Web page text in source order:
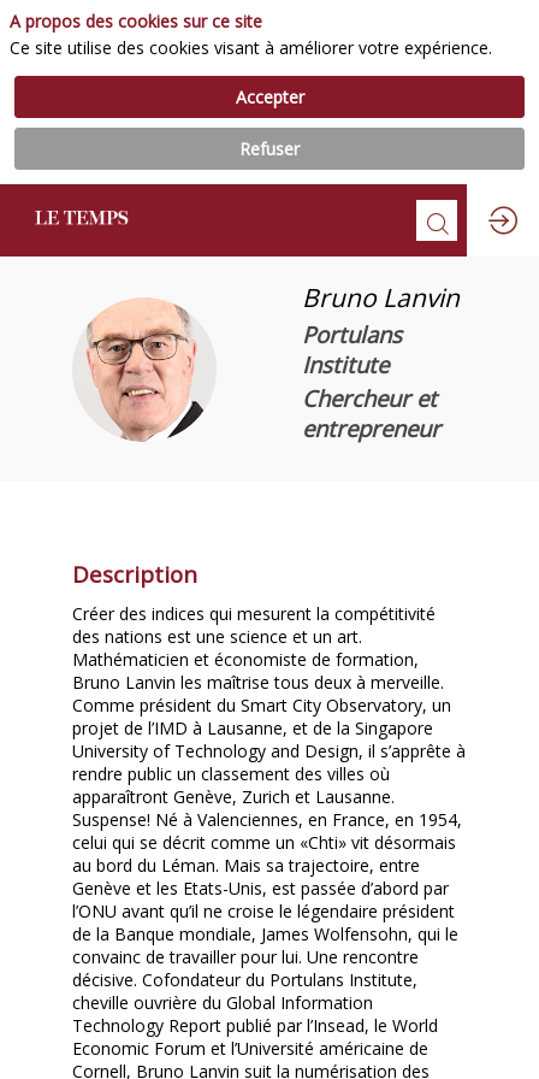
BL
Bruno Lanvin
Portulans
Institute
Chercheur et
entrepreneur
Description
Créer des indices qui mesurent la compétitivité
des nations est une science et un art.
Mathématicien et économiste de formation,
Bruno Lanvin les maîtrise tous deux à merveille.
Comme président du Smart City Observatory, un
projet de l’IMD à Lausanne, et de la Singapore
University of Technology and Design, il s’apprête à
rendre public un classement des villes où
apparaîtront Genève, Zurich et Lausanne.
Suspense! Né à Valenciennes, en France, en 1954,
celui qui se décrit comme un «Chti» vit désormais
au bord du Léman. Mais sa trajectoire, entre
Genève et les Etats-Unis, est passée d’abord par
l’ONU avant qu’il ne croise le légendaire président
de la Banque mondiale, James Wolfensohn, qui le
convainc de travailler pour lui. Une rencontre
décisive. Cofondateur du Portulans Institute,
cheville ouvrière du Global Information
Technology Report publié par l’Insead, le World
Economic Forum et l’Université américaine de
Cornell, Bruno Lanvin suit la numérisation des
A propos des cookies sur ce site
Ce site utilise des cookies visant à améliorer votre expérience.
Accepter
Refuser